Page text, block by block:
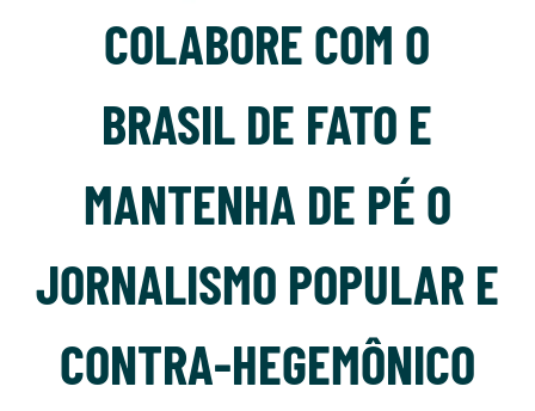
COLABORE COM O
BRASIL DE FATO E
MANTENHA DE PÉ O
JORNALISMO POPULAR E
CONTRA-HEGEMÔNICO